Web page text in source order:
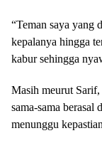
“Teman saya yang
kepalanya hingga
kabur sehingga
Masih meurut
sama-sama berasal
menunggu